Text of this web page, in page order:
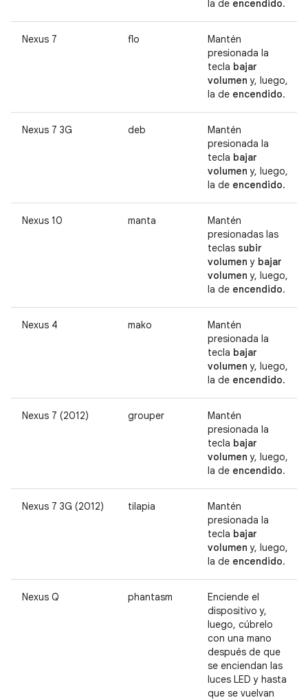
la de encendido.
Nexus 7 flo
Mantén
presionada la
tecla bajar
volumen y, luego,
la de encendido.
Nexus 7 3G deb
Mantén
presionada la
tecla bajar
volumen y, luego,
la de encendido.
Nexus 10 manta
Mantén
presionadas las
teclas subir
volumen y bajar
volumen y, luego,
la de encendido.
Nexus 4 mako
Mantén
presionada la
tecla bajar
volumen y, luego,
la de encendido.
Nexus 7 (2012) grouper
Mantén
presionada la
tecla bajar
volumen y, luego,
la de encendido.
Nexus 7 3G (2012) tilapia
Mantén
presionada la
tecla bajar
volumen y, luego,
la de encendido.
Nexus Q phantasm
Enciende el
dispositivo y,
luego, cúbrelo
con una mano
después de que
se enciendan las
luces LED y hasta
que se vuelvan